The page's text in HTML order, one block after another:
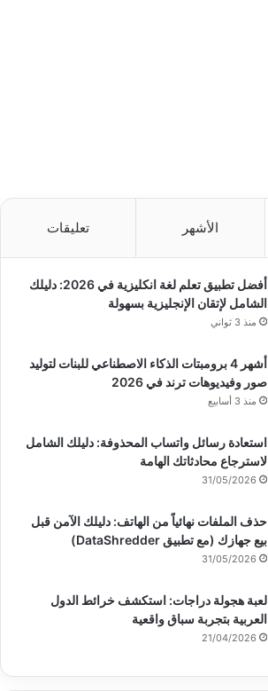
الأشهر تعليقات
أفضل تطبيق تعلم لغة انكليزية في 2026: دليلك
الشامل لإتقان الإنجليزية بسهولة
منذ 3 ثواني
أشهر 4 برومبتات الذكاء الاصطناعي للبنات لتوليد
صور وفيديوهات ترند في 2026
منذ 3 أسابيع
استعادة رسائل واتساب المحذوفة: دليلك الشامل
لاسترجاع محادثاتك الهامة
31/05/2026
حذف الملفات نهائياً من الهاتف: دليلك الآمن قبل
بيع جهازك (مع تطبيق DataShredder)
31/05/2026
لعبة هجولة دراجات: استكشف خرائط الدول
العربية بتجربة سباق واقعية
21/04/2026